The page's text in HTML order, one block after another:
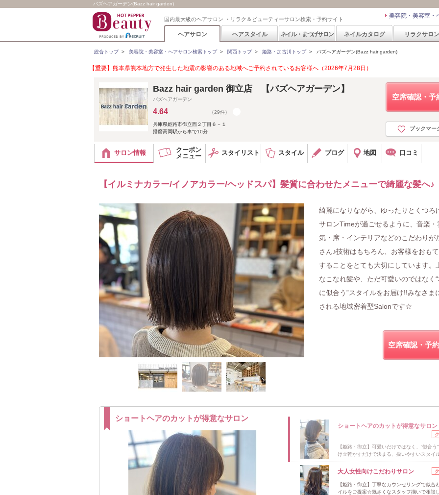
バズヘアガーデン(Bazz hair garden)
国内最大級のヘアサロン ・リラク＆ビューティーサロン検索・予約サイト 美容院・美容室・
ヘアサロン ヘアスタイル ネイル・まつげサロン ネイルカタログ リラクサロン
総合トップ> 美容院・美容室・ヘアサロン検索トップ> 関西トップ> 姫路・加古川トップ> バズヘアガーデン(Bazz hair garden)
【重要】熊本県熊本地方で発生した地震の影響のある地域へご予約されているお客様へ（2026年7月28日）
空席確認・予
ブックマー
Bazz hair garden 御立店 【バズヘアガーデン】
バズヘアガーデン
4.64 （29件）
兵庫県姫路市御立西２丁目６－１
播磨高岡駅から車で10分
サロン情報
クーポン
メニュー
スタイリスト スタイル ブログ 地図 口コミ
【イルミナカラー/イノアカラー/ヘッドスパ】髪質に合わせたメニューで綺麗な髪へ♪
綺麗になりながら、ゆったりとくつろ
サロンTimeが過ごせるように、音楽・
気・席・インテリアなどのこだわりが
さん♪技術はもちろん、お客様をおも
することをとても大切にしています。
なこなれ髪や、ただ可愛いのではなく
に似合う”スタイルをお届け!!みなさま
される地域密着型Salonです☆
空席確認・予
ショートヘアのカットが得意なサロン
ショートヘアのカットが得意なサロン
【姫路・御立】可愛いだけではなく、”似合う
け☆乾かすだけで決まる、扱いやすいスタイ
大人女性向けこだわりサロン
【姫路・御立】丁寧なカウンセリングで似合
イルをご提案☆気さくなスタッフ揃いで相談